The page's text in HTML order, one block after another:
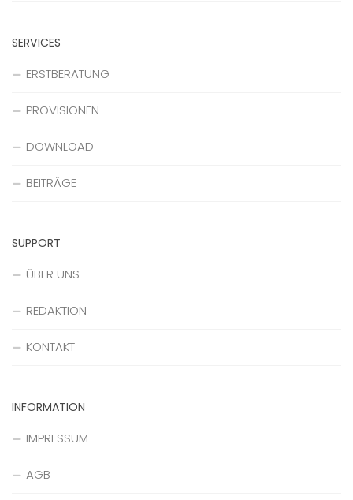
SERVICES
ERSTBERATUNG
PROVISIONEN
DOWNLOAD
BEITRÄGE
SUPPORT
ÜBER UNS
REDAKTION
KONTAKT
INFORMATION
IMPRESSUM
AGB